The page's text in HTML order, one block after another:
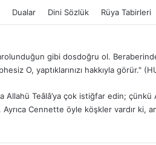
Dualar Dini Sözlük Rüya Tabirleri
gibi dosdoğru ol.
O, yaptıklarınızı hakkıyla görür."
Allahü Teâlâ’ya çok istiğfar edin;
Ayrıca Cennette öyle köşkler vardır ki,